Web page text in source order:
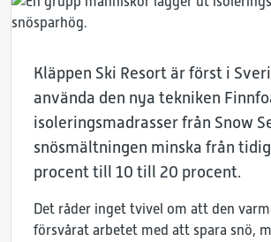
Kläppen Ski Resort är först i
använda den nya tekniken
isoleringsmadrasser från Snow
snösmältningen minska från
procent till 10 till 20 procent.
Det råder inget tvivel om att den
försvårat arbetet med att spara snö,